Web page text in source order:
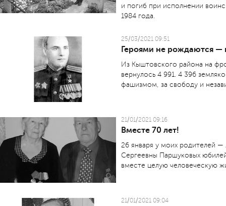
и погиб при исполнении
1984 года.
25/03/2021 09:51
Героями не рождаются —
Из Кыштовского района на
вернулось 4 991. 4 396
фашизмом, за свободу и
21/01/2021 09:16
Вместе 70 лет!
26 января у моих родителей —
Сергеевны Паршуковых
вместе целую человеческую
21/01/2021 09:04